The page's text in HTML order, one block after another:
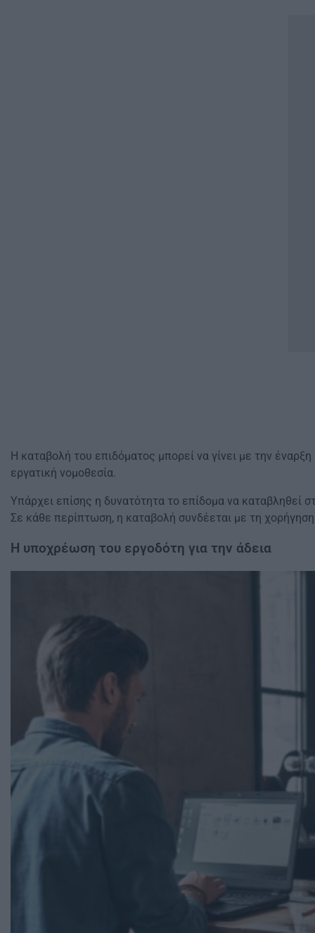
Η καταβολή του επιδόματος μπορεί να γίνει με την
εργατική νομοθεσία.
Υπάρχει επίσης η δυνατότητα το επίδομα να καταβληθεί
Σε κάθε περίπτωση, η καταβολή συνδέεται με τη
Η υποχρέωση του εργοδότη για την άδεια